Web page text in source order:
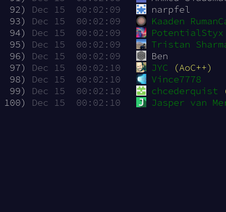
92)
Dec 15  00:02:09
narpfel
93)
Dec 15  00:02:09
Kaaden
94)
Dec 15  00:02:09
PotentialStyx
95)
Dec 15  00:02:09
Tristan
96)
Dec 15  00:02:09
Ben
97)
Dec 15  00:02:10 JYC
(AoC++)
98)
Dec 15  00:02:10
Vince7778
99)
Dec 15  00:02:10 chcederquist
100)
Dec 15  00:02:10 Jasper van